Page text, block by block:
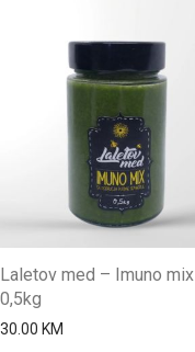
Laletov med – Imuno mix
0,5kg
30.00 KM